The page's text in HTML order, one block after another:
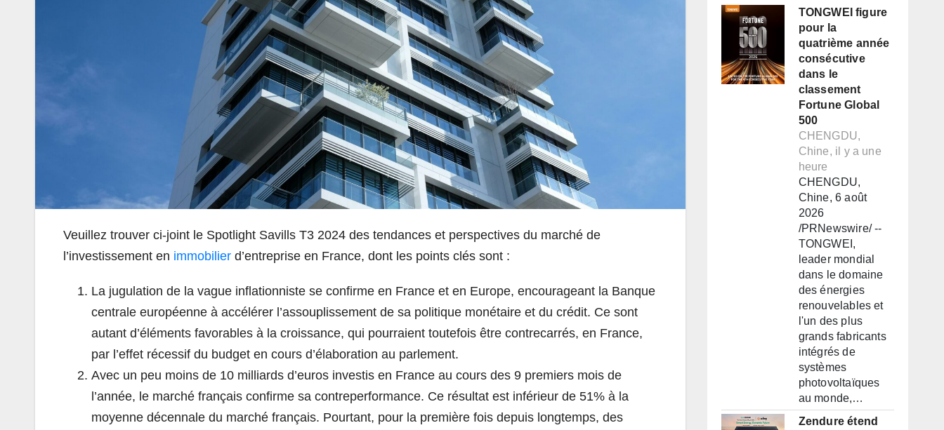
Veuillez trouver ci-joint le Spotlight Savills T3 2024 des tendances et perspectives du marché de
l’investissement en immobilier d’entreprise en France, dont les points clés sont :
La jugulation de la vague inflationniste se confirme en France et en Europe, encourageant la Banque
centrale européenne à accélérer l’assouplissement de sa politique monétaire et du crédit. Ce sont
autant d’éléments favorables à la croissance, qui pourraient toutefois être contrecarrés, en France,
par l’effet récessif du budget en cours d’élaboration au parlement.
Avec un peu moins de 10 milliards d’euros investis en France au cours des 9 premiers mois de
l’année, le marché français confirme sa contreperformance. Ce résultat est inférieur de 51% à la
moyenne décennale du marché français. Pourtant, pour la première fois depuis longtemps, des
TONGWEI figure
pour la
quatrième année
consécutive
dans le
classement
Fortune Global
500
CHENGDU,
Chine, il y a une
heure
CHENGDU,
Chine, 6 août
2026
/PRNewswire/ --
TONGWEI,
leader mondial
dans le domaine
des énergies
renouvelables et
l'un des plus
grands fabricants
intégrés de
systèmes
photovoltaïques
au monde,…
Zendure étend